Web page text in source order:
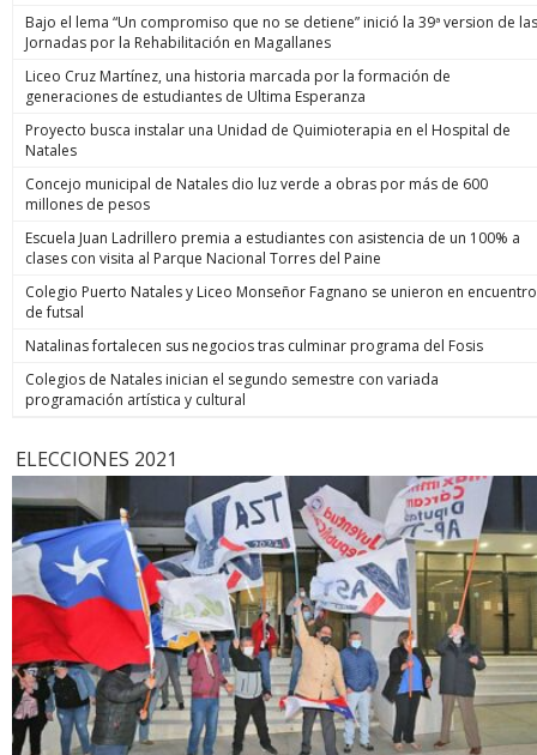
Bajo el lema “Un compromiso que no se detiene” inició la 39ª version de las
Jornadas por la Rehabilitación en Magallanes
Liceo Cruz Martínez, una historia marcada por la formación de
generaciones de estudiantes de Ultima Esperanza
Proyecto busca instalar una Unidad de Quimioterapia en el Hospital de
Natales
Concejo municipal de Natales dio luz verde a obras por más de 600
millones de pesos
Escuela Juan Ladrillero premia a estudiantes con asistencia de un 100% a
clases con visita al Parque Nacional Torres del Paine
Colegio Puerto Natales y Liceo Monseñor Fagnano se unieron en encuentro
de futsal
Natalinas fortalecen sus negocios tras culminar programa del Fosis
Colegios de Natales inician el segundo semestre con variada
programación artística y cultural
ELECCIONES 2021